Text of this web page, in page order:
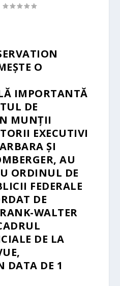
O
IMPORTANTĂ
DE
MUNȚII
EXECUTIVI
ȘI
AU
ORDINUL DE
FEDERALE
DE
WALTER
DE LA
DATA DE 1